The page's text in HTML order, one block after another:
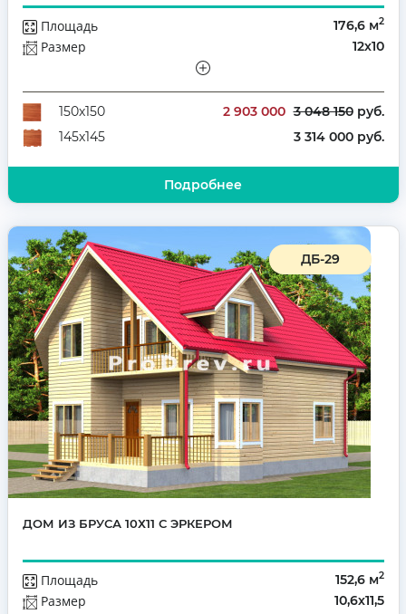
Площадь 176,6 м2
Размер 12х10
Количество комнат
4
150х150
2 903 000 3 048 150руб.
145х145
3 314 000 руб.
Подробнее
ДБ-29
ДОМ ИЗ БРУСА 10Х11 С ЭРКЕРОМ
Площадь 152,6 м2
Размер 10,6х11,5